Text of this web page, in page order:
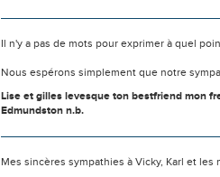
Il n'y a pas de mots pour exprimer à quel
Nous espérons simplement que notre
Lise et gilles levesque ton bestfriend mon
Edmundston n.b.
Mes sincères sympathies à Vicky, Karl et